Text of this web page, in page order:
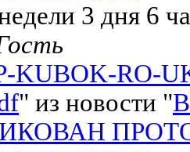
3 дня 6
KUBOK-RO-
" из новости "